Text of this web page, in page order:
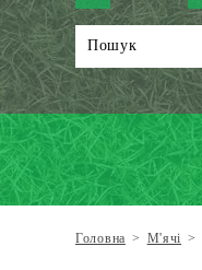
Головна > М'ячі >